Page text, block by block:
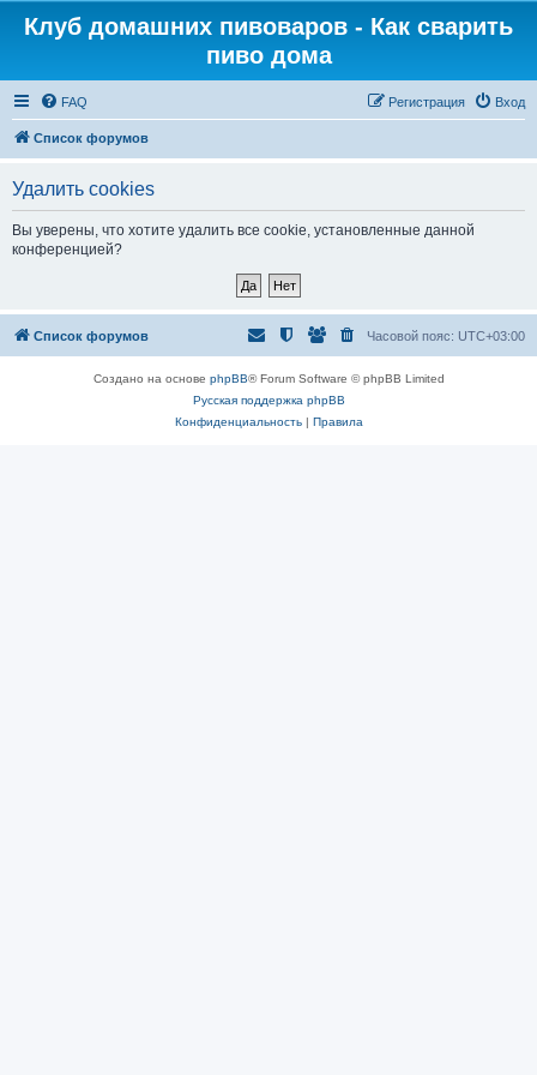
Клуб домашних пивоваров - Как cварить
пиво дома
FAQ Вход
Регистрация
Список форумов
Удалить cookies
Вы уверены, что хотите удалить все cookie, установленные данной
конференцией?
Список форумов Часовой пояс: UTC+03:00
Создано на основе phpBB® Forum Software © phpBB Limited
Русская поддержка phpBB
Конфиденциальность| Правила